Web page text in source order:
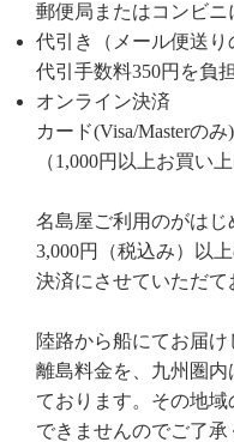
郵便局またはコンビニ
代引き（メール便送り
代引手数料350円を負
オンライン決済
カード(Visa/Masterの
（1,000円以上お買い
名島屋ご利用のがは
3,000円（税込み）以
決済にさせていただて
陸路から船にてお届
離島料金を、九州圏内
ております。その地
できませんのでご了